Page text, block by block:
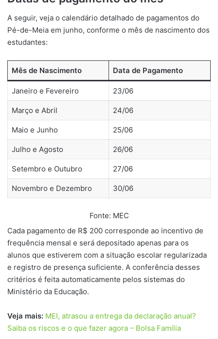
A seguir, veja o calendário detalhado de pagamentos do
Pé-de-Meia em junho, conforme o mês de nascimento dos
estudantes:
Mês de Nascimento Data de Pagamento
Janeiro e Fevereiro 23/06
Março e Abril 24/06
Maio e Junho 25/06
Julho e Agosto 26/06
Setembro e Outubro 27/06
Novembro e Dezembro 30/06
Fonte: MEC
Cada pagamento de R$ 200 corresponde ao incentivo de
frequência mensal e será depositado apenas para os
alunos que estiverem com a situação escolar regularizada
e registro de presença suficiente. A conferência desses
critérios é feita automaticamente pelos sistemas do
Ministério da Educação.
Veja mais: MEI, atrasou a entrega da declaração anual?
Saiba os riscos e o que fazer agora – Bolsa Família